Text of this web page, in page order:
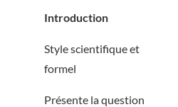
Introduction
Style scientifique et
formel
Présente la question